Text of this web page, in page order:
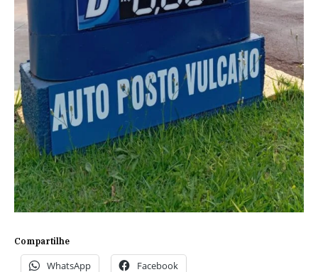
Compartilhe
WhatsApp Facebook